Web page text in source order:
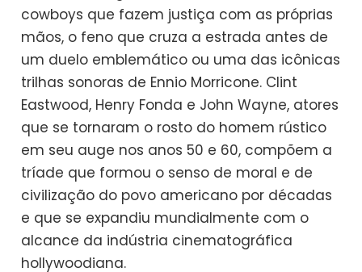
cowboys que fazem justiça com as próprias
mãos, o feno que cruza a estrada antes de
um duelo emblemático ou uma das icônicas
trilhas sonoras de Ennio Morricone. Clint
Eastwood, Henry Fonda e John Wayne, atores
que se tornaram o rosto do homem rústico
em seu auge nos anos 50 e 60, compõem a
tríade que formou o senso de moral e de
civilização do povo americano por décadas
e que se expandiu mundialmente com o
alcance da indústria cinematográfica
hollywoodiana.